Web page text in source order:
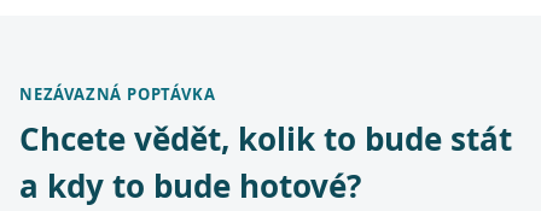
NEZÁVAZNÁ POPTÁVKA
Chcete vědět, kolik to bude stát
a kdy to bude hotové?